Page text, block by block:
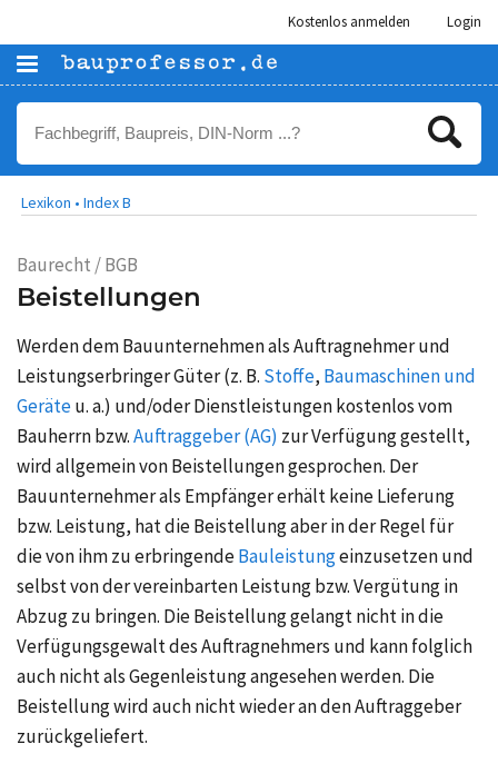
Kostenlos anmelden Login
Lexikon • Index B
Baurecht / BGB
Beistellungen
Werden dem Bauunternehmen als Auftragnehmer und
Leistungserbringer Güter (z. B. Stoffe, Baumaschinen und
Geräteu. a.) und/oder Dienstleistungen kostenlos vom
Bauherrn bzw.Auftraggeber (AG) zur Verfügung gestellt,
wird allgemein von Beistellungen gesprochen. Der
Bauunternehmer als Empfänger erhält keine Lieferung
bzw. Leistung, hat die Beistellung aber in der Regel für
die von ihm zu erbringendeBauleistungeinzusetzen und
selbst von der vereinbarten Leistung bzw. Vergütung in
Abzug zu bringen. Die Beistellung gelangt nicht in die
Verfügungsgewalt des Auftragnehmers und kann folglich
auch nicht als Gegenleistung angesehen werden. Die
Beistellung wird auch nicht wieder an den Auftraggeber
zurückgeliefert.